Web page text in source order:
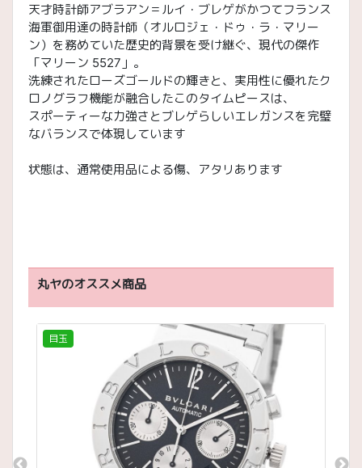
天才時計師アブラアン＝ルイ・ブレゲがかつてフランス
海軍御用達の時計師（オルロジェ・ドゥ・ラ・マリー
ン）を務めていた歴史的背景を受け継ぐ、現代の傑作
「マリーン 5527」。
洗練されたローズゴールドの輝きと、実用性に優れたク
ロノグラフ機能が融合したこのタイムピースは、
スポーティーな力強さとブレゲらしいエレガンスを完璧
なバランスで体現しています
状態は、通常使用品による傷、アタリあります
丸ヤのオススメ商品
目玉